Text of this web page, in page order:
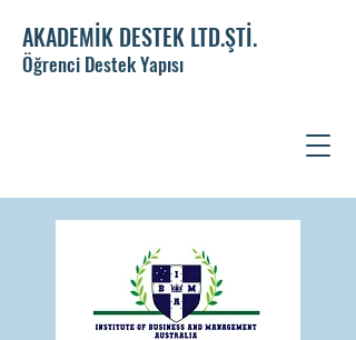
AKADEMİK DESTEK LTD.ŞTİ.
Öğrenci Destek Yapısı